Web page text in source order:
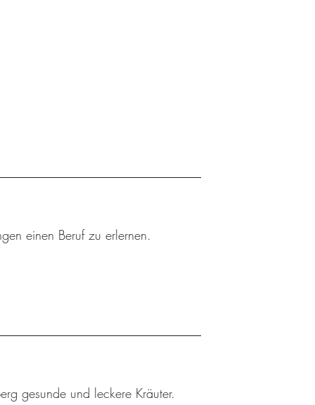
einen Beruf zu erlernen.
gesunde und leckere Kräuter.